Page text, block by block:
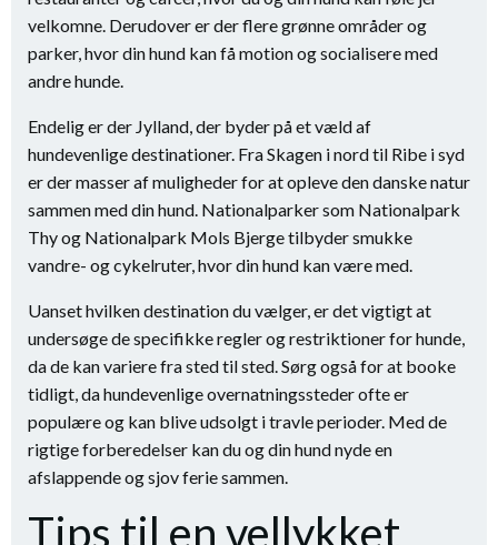
velkomne. Derudover er der flere grønne områder og
parker, hvor din hund kan få motion og socialisere med
andre hunde.
Endelig er der Jylland, der byder på et væld af
hundevenlige destinationer. Fra Skagen i nord til Ribe i syd
er der masser af muligheder for at opleve den danske natur
sammen med din hund. Nationalparker som Nationalpark
Thy og Nationalpark Mols Bjerge tilbyder smukke
vandre- og cykelruter, hvor din hund kan være med.
Uanset hvilken destination du vælger, er det vigtigt at
undersøge de specifikke regler og restriktioner for hunde,
da de kan variere fra sted til sted. Sørg også for at booke
tidligt, da hundevenlige overnatningssteder ofte er
populære og kan blive udsolgt i travle perioder. Med de
rigtige forberedelser kan du og din hund nyde en
afslappende og sjov ferie sammen.
Tips til en vellykket